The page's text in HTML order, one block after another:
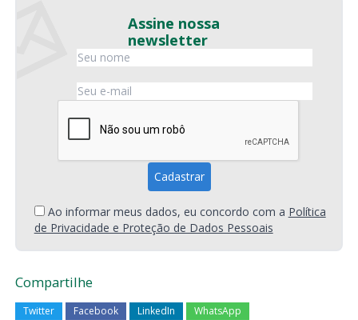
Assine nossa
newsletter
Ao informar meus dados, eu concordo com a Política
de Privacidade e Proteção de Dados Pessoais
Compartilhe
Twitter Facebook LinkedIn WhatsApp